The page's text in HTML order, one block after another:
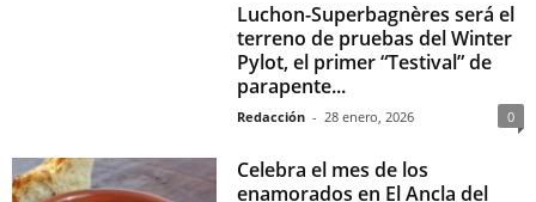
Luchon-Superbagnères será el
terreno de pruebas del Winter
Pylot, el primer “Testival” de
parapente...
Redacción - 28 enero, 2026 0
Celebra el mes de los
enamorados en El Ancla del